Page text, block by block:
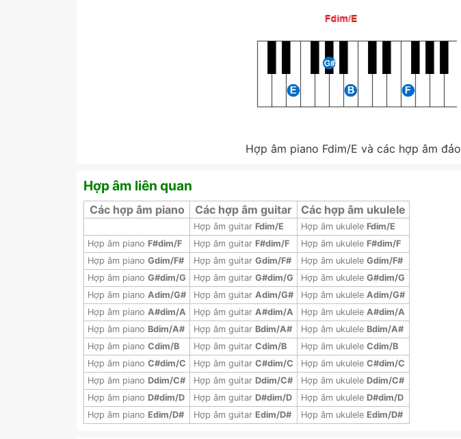
Hợp âm piano Fdim/E và các hợp âm đảo
Hợp âm liên quan
Các hợp âm piano Các hợp âm guitar Các hợp âm ukulele
Hợp âm guitar Fdim/E Hợp âm ukulele Fdim/E
Hợp âm piano F#dim/F Hợp âm guitar F#dim/F Hợp âm ukulele F#dim/F
Hợp âm piano Gdim/F# Hợp âm guitar Gdim/F# Hợp âm ukulele Gdim/F#
Hợp âm piano G#dim/G Hợp âm guitar G#dim/G Hợp âm ukulele G#dim/G
Hợp âm piano Adim/G# Hợp âm guitar Adim/G# Hợp âm ukulele Adim/G#
Hợp âm piano A#dim/A Hợp âm guitar A#dim/A Hợp âm ukulele A#dim/A
Hợp âm piano Bdim/A# Hợp âm guitar Bdim/A# Hợp âm ukulele Bdim/A#
Hợp âm piano Cdim/B Hợp âm guitar Cdim/B Hợp âm ukulele Cdim/B
Hợp âm piano C#dim/C Hợp âm guitar C#dim/C Hợp âm ukulele C#dim/C
Hợp âm piano Ddim/C# Hợp âm guitar Ddim/C# Hợp âm ukulele Ddim/C#
Hợp âm piano D#dim/D Hợp âm guitar D#dim/D Hợp âm ukulele D#dim/D
Hợp âm piano Edim/D# Hợp âm guitar Edim/D# Hợp âm ukulele Edim/D#